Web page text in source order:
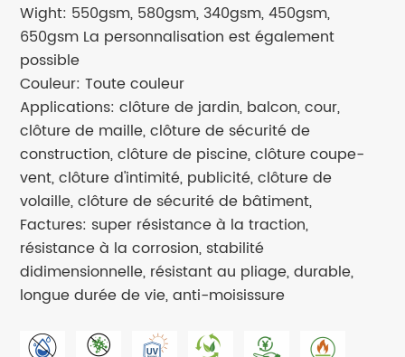
Wight: 550gsm, 580gsm, 340gsm, 450gsm,
650gsm La personnalisation est également
possible
Couleur: Toute couleur
Applications: clôture de jardin, balcon, cour,
clôture de maille, clôture de sécurité de
construction, clôture de piscine, clôture coupe-
vent, clôture d'intimité, publicité, clôture de
volaille, clôture de sécurité de bâtiment,
Factures: super résistance à la traction,
résistance à la corrosion, stabilité
didimensionnelle, résistant au pliage, durable,
longue durée de vie, anti-moisissure